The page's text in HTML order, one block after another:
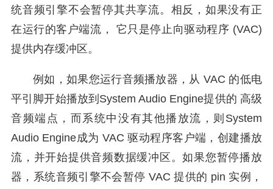
统音频引擎不会暂停其共享流。相反，如果没有正
在运行的客户端流， 它只是停止向驱动程序 (VAC)
提供内存缓冲区。
例如，如果您运行音频播放器，从 VAC 的低电
平引脚开始播放到System Audio Engine提供的 高级
音频端点，而系统中没有其他播放流，则System
Audio Engine成为 VAC 驱动程序客户端，创建播放
流，并开始提供音频数据缓冲区。如果您暂停播放
器，系统音频引擎不会暂停 VAC 提供的 pin 实例，